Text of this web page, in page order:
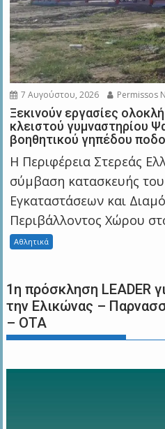
7 Αυγούστου, 2026 Permissos
Ξεκινούν εργασίες
κλειστού γυμναστηρίου
βοηθητικού γηπέδου
Η Περιφέρεια Στερεάς
σύμβαση κατασκευής
Εγκαταστάσεων και
Περιβάλλοντος Χώρου
Αθλητικά
1η πρόσκληση LEADER
την Ελικώνας –
– ΟΤΑ